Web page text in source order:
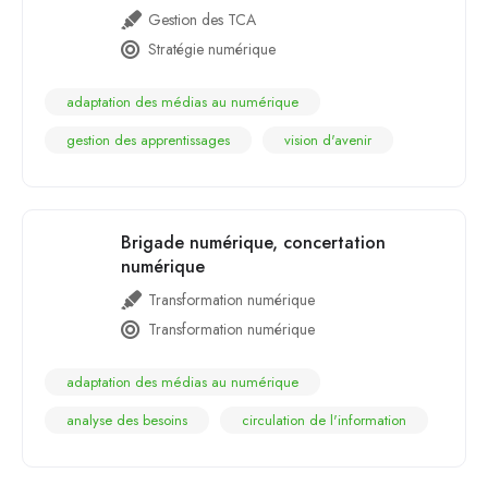
Gestion des TCA
Stratégie numérique
adaptation des médias au numérique
gestion des apprentissages
vision d'avenir
Brigade numérique, concertation
numérique
Transformation numérique
Transformation numérique
adaptation des médias au numérique
analyse des besoins
circulation de l'information